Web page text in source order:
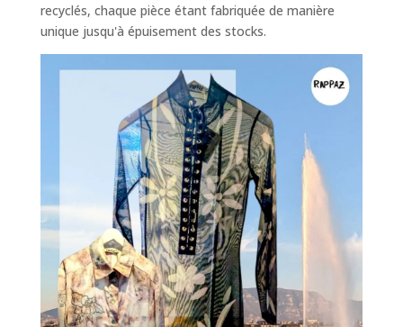
recyclés, chaque pièce étant fabriquée de manière
unique jusqu'à épuisement des stocks.